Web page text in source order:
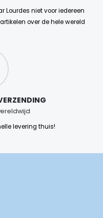
Lourdes niet voor iedereen
over de hele wereld
levering thuis!